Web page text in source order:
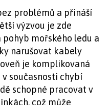
problémů a přináší
výzvou je zde
mořského ledu a
narušovat kabely
je komplikovaná
současnosti chybí
schopné pracovat v
což může